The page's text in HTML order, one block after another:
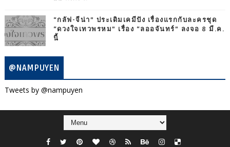
“กลัฟ-จีน่า” ประเดิมเคมีปัง เรื่องแรกกับละครชุด
“ดวงใจเทวพรหม” เรื่อง “ลออจันทร์” ลงจอ 8 มี.ค.
นี้
@NAMPUYEN
Tweets by @nampuyen